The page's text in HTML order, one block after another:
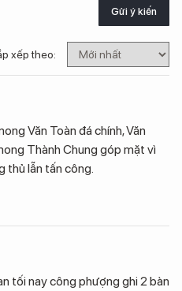
Gửi ý kiến
xếp theo:
Văn Toàn đá chính, Văn
Thành Chung góp mặt vì
thủ lẫn tấn công.
tối nay công phượng ghi 2 bàn